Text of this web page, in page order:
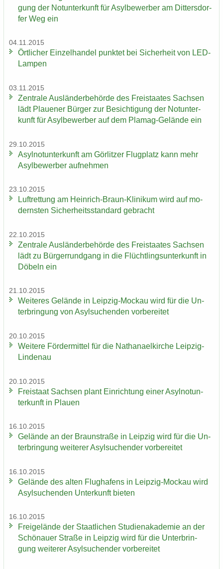
gung der Not­un­ter­kunft für Asyl­be­wer­ber am Dit­ters­dor­
fer Weg ein
04.11.2015
Ört­li­cher Ein­zel­han­del punk­tet bei Si­cher­heit von LED-​
Lampen
03.11.2015
Zen­tra­le Aus­län­der­be­hör­de des Frei­staa­tes Sach­sen
lädt Plaue­ner Bür­ger zur Be­sich­ti­gung der Not­un­ter­
kunft für Asyl­be­wer­ber auf dem Plamag-​Gelände ein
29.10.2015
Asyl­not­un­ter­kunft am Gör­lit­zer Flug­platz kann mehr
Asyl­be­wer­ber auf­neh­men
23.10.2015
Luft­ret­tung am Heinrich-​Braun-Klinikum wird auf mo­
derns­ten Si­cher­heits­stan­dard ge­bracht
22.10.2015
Zen­tra­le Aus­län­der­be­hör­de des Frei­staa­tes Sach­sen
lädt zu Bür­ger­rund­gang in die Flücht­lings­un­ter­kunft in
Dö­beln ein
21.10.2015
Wei­te­res Ge­län­de in Leipzig-​Mockau wird für die Un­
ter­brin­gung von Asyl­su­chen­den vor­be­rei­tet
20.10.2015
Wei­te­re För­der­mit­tel für die Na­tha­nael­kir­che Leipzig-​
Lindenau
20.10.2015
Frei­staat Sach­sen plant Ein­rich­tung einer Asyl­not­un­
ter­kunft in Plau­en
16.10.2015
Ge­län­de an der Braun­stra­ße in Leip­zig wird für die Un­
ter­brin­gung wei­te­rer Asyl­su­chen­der vor­be­rei­tet
16.10.2015
Ge­län­de des alten Flug­ha­fens in Leipzig-​Mockau wird
Asyl­su­chen­den Un­ter­kunft bie­ten
16.10.2015
Frei­ge­län­de der Staat­li­chen Stu­di­en­aka­de­mie an der
Schö­nau­er Stra­ße in Leip­zig wird für die Un­ter­brin­
gung wei­te­rer Asyl­su­chen­der vor­be­rei­tet